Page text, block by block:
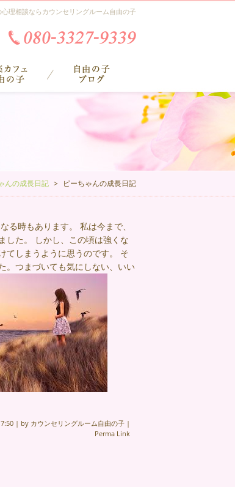
理相談ならカウンセリングルーム自由の子
んの成長日記 ピーちゃんの成長日記
る時もあります。 私は今まで、
した。 しかし、この頃は強くな
てしまうように思うのです。 そ
。つまづいても気にしない、いい
| by カウンセリングルーム自由の子 |
Perma Link